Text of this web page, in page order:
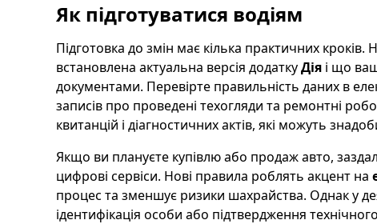
Як підготуватися водіям
Підготовка до змін має кілька практичних
встановлена актуальна версія додаткуДіяі що
документами. Перевірте правильність даних в
записів про проведені техогляди та ремонтні
квитанцій і діагностичних актів, які можуть
Якщо ви плануєте купівлю або продаж авто,
цифрові сервіси. Нові правила роблять акцент на
процес та зменшує ризики шахрайства. Однак у
ідентифікація особи або підтвердження